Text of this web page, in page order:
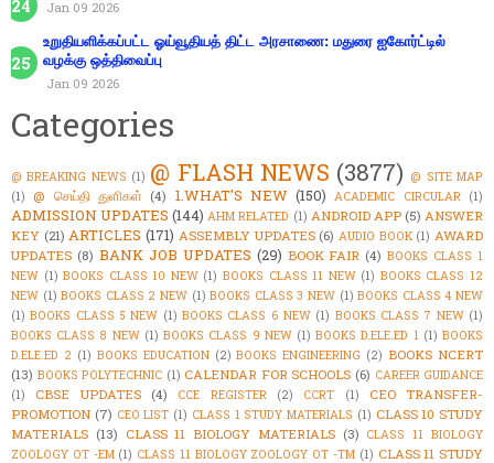
Jan 09 2026
உறுதியளிக்கப்பட்ட ஓய்வூதியத் திட்ட அரசாணை: மதுரை ஐகோர்ட்டில்
வழக்கு ஒத்திவைப்பு
Jan 09 2026
Categories
@ BREAKING NEWS (1) @ FLASH NEWS (3877) @ SITE MAP
(1) @ செய்தி துளிகள் (4) 1.WHAT'S NEW (150) ACADEMIC CIRCULAR (1)
ADMISSION UPDATES (144) AHM RELATED (1) ANDROID APP (5) ANSWER
KEY (21) ARTICLES (171) ASSEMBLY UPDATES (6) AUDIO BOOK (1) AWARD
UPDATES (8) BANK JOB UPDATES (29) BOOK FAIR (4) BOOKS CLASS 1
NEW (1) BOOKS CLASS 10 NEW (1) BOOKS CLASS 11 NEW (1) BOOKS CLASS 12
NEW (1) BOOKS CLASS 2 NEW (1) BOOKS CLASS 3 NEW (1) BOOKS CLASS 4 NEW
(1) BOOKS CLASS 5 NEW (1) BOOKS CLASS 6 NEW (1) BOOKS CLASS 7 NEW (1)
BOOKS CLASS 8 NEW (1) BOOKS CLASS 9 NEW (1) BOOKS D.ELE.ED 1 (1) BOOKS
D.ELE.ED 2 (1) BOOKS EDUCATION (2) BOOKS ENGINEERING (2) BOOKS NCERT
(13) BOOKS POLYTECHNIC (1) CALENDAR FOR SCHOOLS (6) CAREER GUIDANCE
(1)
CBSE UPDATES (4) CCE REGISTER (2) CCRT (1)
CEO TRANSFER-
PROMOTION (7) CEO LIST (1) CLASS 1 STUDY MATERIALS (1) CLASS 10 STUDY
MATERIALS (13) CLASS 11 BIOLOGY MATERIALS (3) CLASS 11 BIOLOGY
ZOOLOGY OT -EM (1) CLASS 11 BIOLOGY ZOOLOGY OT -TM (1) CLASS 11 STUDY